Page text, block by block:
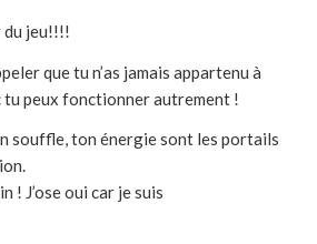
du jeu!!!!
que tu n’as jamais appartenu à
tu peux fonctionner autrement !
souffle, ton énergie sont les portails
! J’ose oui car je suis